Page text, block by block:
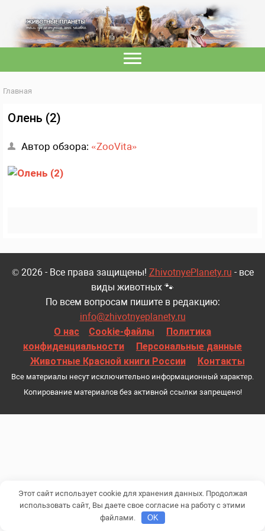
Главная
Олень (2)
Автор обзора: «ZooVita»
© 2026 - Все права защищены! ZhivotnyePlanety.ru - все
виды животных 🐾
По всем вопросам пишите в редакцию:
info@zhivotnyeplanety.ru
О нас
Cookie-файлы
Политика
конфиденциальности
Персональные данные
Животные Красной книги России
Контакты
Все материалы несут исключительно информационный характер.
Копирование материалов без активной ссылки запрещено!
Этот сайт использует cookie для хранения данных. Продолжая
использовать сайт, Вы даете свое согласие на работу с этими
файлами.
OK